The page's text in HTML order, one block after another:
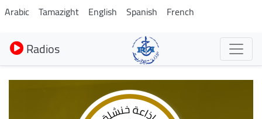
Aller
au
contenu
principal
Arabic Tamazight English Spanish French
Radios